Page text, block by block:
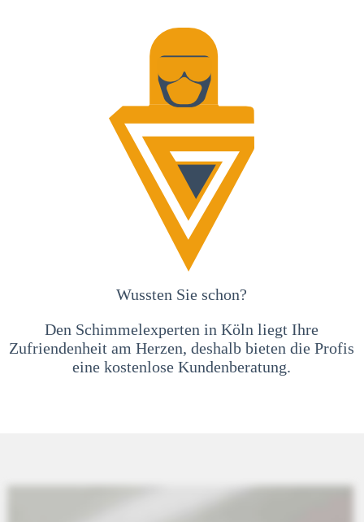
Wussten Sie schon?
Den Schimmelexperten in Köln liegt Ihre
Zufriendenheit am Herzen, deshalb bieten die Profis
eine kostenlose Kundenberatung.